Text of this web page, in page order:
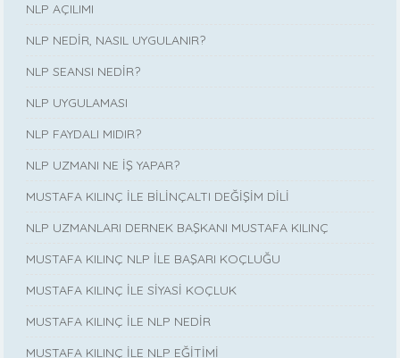
NLP AÇILIMI
NLP NEDİR, NASIL UYGULANIR?
NLP SEANSI NEDİR?
NLP UYGULAMASI
NLP FAYDALI MIDIR?
NLP UZMANI NE İŞ YAPAR?
MUSTAFA KILINÇ İLE BİLİNÇALTI DEĞİŞİM DİLİ
NLP UZMANLARI DERNEK BAŞKANI MUSTAFA KILINÇ
MUSTAFA KILINÇ NLP İLE BAŞARI KOÇLUĞU
MUSTAFA KILINÇ İLE SİYASİ KOÇLUK
MUSTAFA KILINÇ İLE NLP NEDİR
MUSTAFA KILINÇ İLE NLP EĞİTİMİ